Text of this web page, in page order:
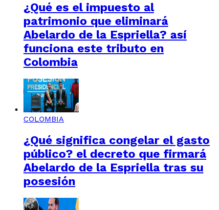
¿Qué es el impuesto al
patrimonio que eliminará
Abelardo de la Espriella? así
funciona este tributo en
Colombia
COLOMBIA
¿Qué significa congelar el gasto
público? el decreto que firmará
Abelardo de la Espriella tras su
posesión